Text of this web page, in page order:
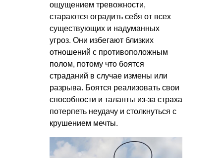
ощущением тревожности,
стараются оградить себя от всех
существующих и надуманных
угроз. Они избегают близких
отношений с противоположным
полом, потому что боятся
страданий в случае измены или
разрыва. Боятся реализовать свои
способности и таланты из-за страха
потерпеть неудачу и столкнуться с
крушением мечты.